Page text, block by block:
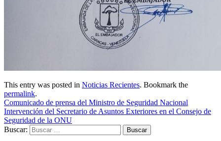
This entry was posted in Noticias Recientes. Bookmark the
permalink.
Comunicado de prensa del Ministro de Seguridad Nacional
Intervención del Secretario de Asuntos Exteriores en el Consejo de
Seguridad de la ONU
Buscar: